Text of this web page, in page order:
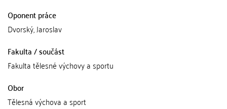
Oponent práce
Dvorský, Jaroslav
Fakulta / součást
Fakulta tělesné výchovy a sportu
Obor
Tělesná výchova a sport